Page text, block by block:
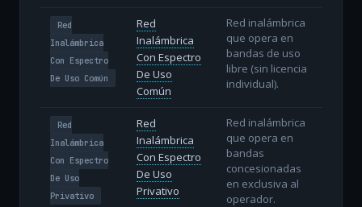
Red
Inalámbrica
Con Espectro
De Uso Común
Red
Inalámbrica
Con Espectro
De Uso
Común
Red inalámbrica
que opera en
bandas de uso
libre (sin licencia
individual).
Red
Inalámbrica
Con Espectro
De Uso
Privativo
Red
Inalámbrica
Con Espectro
De Uso
Privativo
Red inalámbrica
que opera en
bandas
concesionadas
en exclusiva al
operador.